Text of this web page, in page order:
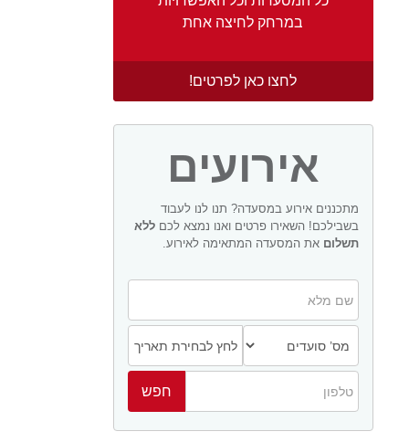
במרחק לחיצה אחת
לחצו כאן לפרטים!
אירועים
מתכננים אירוע במסעדה? תנו לנו לעבוד
בשבילכם! השאירו פרטים ואנו נמצא לכם ללא
תשלום את המסעדה המתאימה לאירוע.